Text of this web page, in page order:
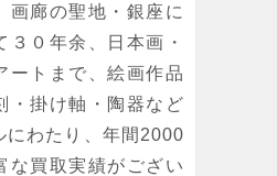
画廊の聖地・銀座に
３０年余、日本画・
ートまで、絵画作品
・掛け軸・陶器など
にわたり、年間2000
な買取実績がござい